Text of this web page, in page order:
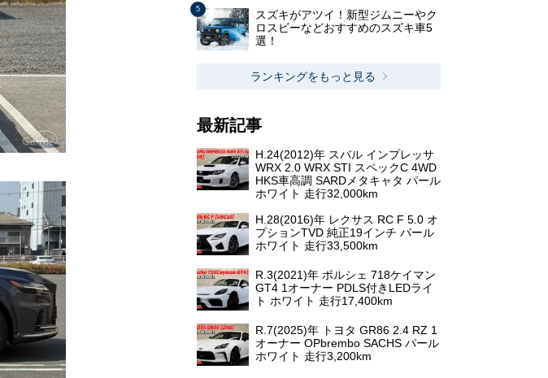
スズキがアツイ！新型ジムニーやク
ロスビーなどおすすめのスズキ車5
選！
ランキングをもっと見る
最新記事
H.24(2012)年 スバル インプレッサ
WRX 2.0 WRX STI スペックC 4WD
HKS車高調 SARDメタキャタ パール
ホワイト 走行32,000km
H.28(2016)年 レクサス RC F 5.0 オ
プションTVD 純正19インチ パール
ホワイト 走行33,500km
R.3(2021)年 ポルシェ 718ケイマン
GT4 1オーナー PDLS付きLEDライ
ト ホワイト 走行17,400km
R.7(2025)年 トヨタ GR86 2.4 RZ 1
オーナー OPbrembo SACHS パール
ホワイト 走行3,200km